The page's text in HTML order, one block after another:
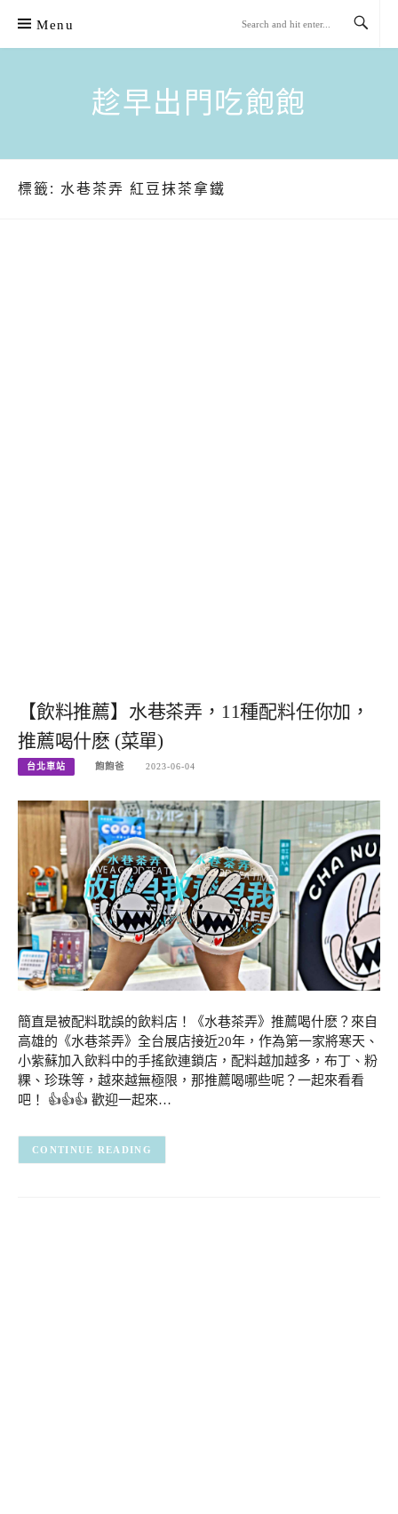
content
Menu
趁早出門吃飽飽
標籤: 水巷茶弄 紅豆抹茶拿鐵
【飲料推薦】水巷茶弄，11種配料任你加，
推薦喝什麽 (菜單)
台北車站 飽飽爸 2023-06-04
簡直是被配料耽誤的飲料店！《水巷茶弄》推薦喝什麽？來自
高雄的《水巷茶弄》全台展店接近20年，作為第一家將寒天、
小紫蘇加入飲料中的手搖飲連鎖店，配料越加越多，布丁、粉
粿、珍珠等，越來越無極限，那推薦喝哪些呢？一起來看看
吧！ 👍👍👍 歡迎一起來…
CONTINUE READING